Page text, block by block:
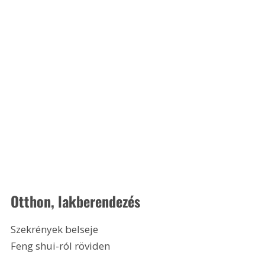
Otthon, lakberendezés
Szekrények belseje
Feng shui-ról röviden